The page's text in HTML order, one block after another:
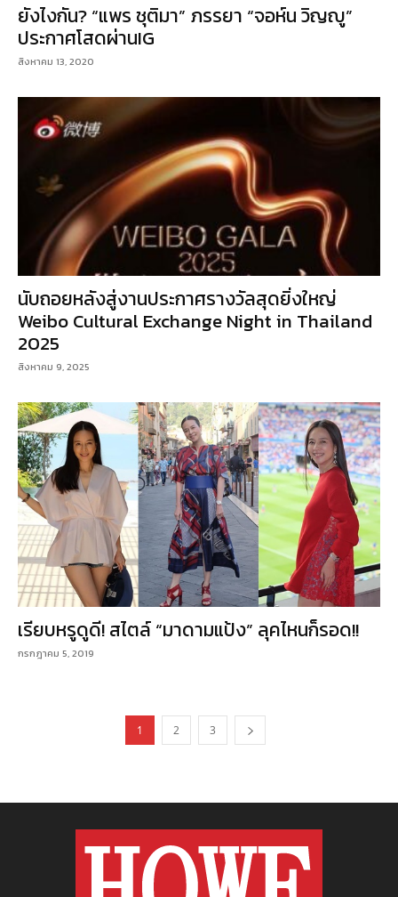
ยังไงกัน? “แพร ชุติมา” ภรรยา “จอห์น วิญญู”
ประกาศโสดผ่านIG
สิงหาคม 13, 2020
นับถอยหลังสู่งานประกาศรางวัลสุดยิ่งใหญ่
Weibo Cultural Exchange Night in Thailand
2025
สิงหาคม 9, 2025
เรียบหรูดูดี! สไตล์ “มาดามแป้ง” ลุคไหนก็รอด!!
กรกฎาคม 5, 2019
1 2 3